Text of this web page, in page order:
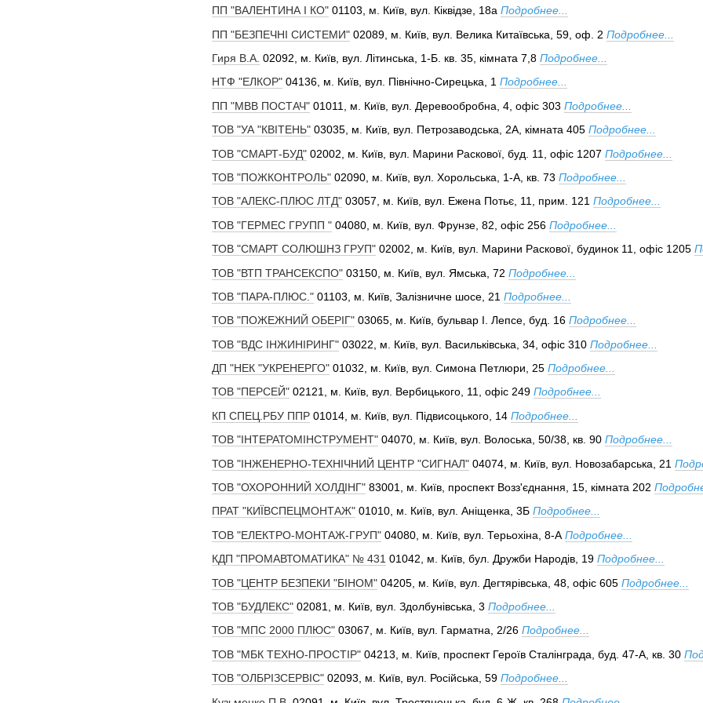
ПП "ВАЛЕНТИНА І КО" 01103, м. Київ, вул. Кіквідзе, 18а Подробнее...
ПП "БЕЗПЕЧНІ СИСТЕМИ" 02089, м. Київ, вул. Велика Китаївська, 59, оф. 2 Подробнее...
Гиря В.А. 02092, м. Київ, вул. Літинська, 1-Б. кв. 35, кімната 7,8 Подробнее...
НТФ "ЕЛКОР" 04136, м. Київ, вул. Північно-Сирецька, 1 Подробнее...
ПП "МВВ ПОСТАЧ" 01011, м. Київ, вул. Деревообробна, 4, офіс 303 Подробнее...
ТОВ "УА "КВІТЕНЬ" 03035, м. Київ, вул. Петрозаводська, 2А, кімната 405 Подробнее...
ТОВ "СМАРТ-БУД" 02002, м. Київ, вул. Марини Раскової, буд. 11, офіс 1207 Подробнее...
ТОВ "ПОЖКОНТРОЛЬ" 02090, м. Київ, вул. Хорольська, 1-А, кв. 73 Подробнее...
ТОВ "АЛЕКС-ПЛЮС ЛТД" 03057, м. Київ, вул. Ежена Потьє, 11, прим. 121 Подробнее...
ТОВ "ГЕРМЕС ГРУПП " 04080, м. Київ, вул. Фрунзе, 82, офіс 256 Подробнее...
ТОВ "СМАРТ СОЛЮШНЗ ГРУП" 02002, м. Київ, вул. Марини Раскової, будинок 11, офіс 1205
ТОВ "ВТП ТРАНСЕКСПО" 03150, м. Київ, вул. Ямська, 72 Подробнее...
ТОВ "ПАРА-ПЛЮС." 01103, м. Київ, Залізничне шосе, 21 Подробнее...
ТОВ "ПОЖЕЖНИЙ ОБЕРІГ" 03065, м. Київ, бульвар І. Лепсе, буд. 16 Подробнее...
ТОВ "ВДС ІНЖИНІРИНГ" 03022, м. Київ, вул. Васильківська, 34, офіс 310 Подробнее...
ДП "НЕК "УКРЕНЕРГО" 01032, м. Київ, вул. Симона Петлюри, 25 Подробнее...
ТОВ "ПЕРСЕЙ" 02121, м. Київ, вул. Вербицького, 11, офіс 249 Подробнее...
КП СПЕЦ.РБУ ППР 01014, м. Київ, вул. Підвисоцького, 14 Подробнее...
ТОВ "ІНТЕРАТОМІНСТРУМЕНТ" 04070, м. Київ, вул. Волоська, 50/38, кв. 90 Подробнее...
ТОВ "ІНЖЕНЕРНО-ТЕХНІЧНИЙ ЦЕНТР "СИГНАЛ" 04074, м. Київ, вул. Новозабарська, 21
ТОВ "ОХОРОННИЙ ХОЛДІНГ" 83001, м. Київ, проспект Возз'єднання, 15, кімната 202
ПРАТ "КИЇВСПЕЦМОНТАЖ" 01010, м. Київ, вул. Аніщенка, 3Б Подробнее...
ТОВ "ЕЛЕКТРО-МОНТАЖ-ГРУП" 04080, м. Київ, вул. Терьохіна, 8-А Подробнее...
КДП "ПРОМАВТОМАТИКА" № 431 01042, м. Київ, бул. Дружби Народів, 19 Подробнее...
ТОВ "ЦЕНТР БЕЗПЕКИ "БІНОМ" 04205, м. Київ, вул. Дегтярівська, 48, офіс 605 Подробнее...
ТОВ "БУДЛЕКС" 02081, м. Київ, вул. Здолбунівська, 3 Подробнее...
ТОВ "МПС 2000 ПЛЮС" 03067, м. Київ, вул. Гарматна, 2/26 Подробнее...
ТОВ "МБК ТЕХНО-ПРОСТІР" 04213, м. Київ, проспект Героїв Сталінграда, буд. 47-А, кв. 30
ТОВ "ОЛБРІЗСЕРВІС" 02093, м. Київ, вул. Російська, 59 Подробнее...